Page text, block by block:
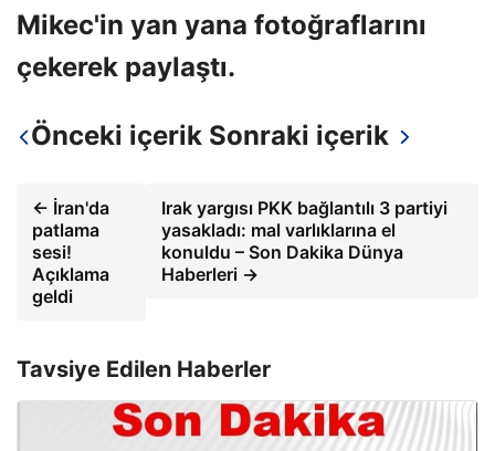
Mikec'in yan yana fotoğraflarını
çekerek paylaştı.
Önceki içerik Sonraki içerik
← İran'da
patlama
sesi!
Açıklama
geldi
Irak yargısı PKK bağlantılı 3 partiyi
yasakladı: mal varlıklarına el
konuldu – Son Dakika Dünya
Haberleri →
Tavsiye Edilen Haberler